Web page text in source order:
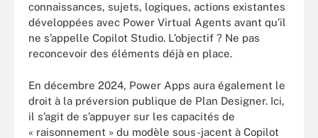
connaissances, sujets, logiques, actions existantes
développées avec Power Virtual Agents avant qu’il
ne s’appelle Copilot Studio. L’objectif ? Ne pas
reconcevoir des éléments déjà en place.
En décembre 2024, Power Apps aura également le
droit à la préversion publique de Plan Designer. Ici,
il s’agit de s’appuyer sur les capacités de
« raisonnement » du modèle sous-jacent à Copilot